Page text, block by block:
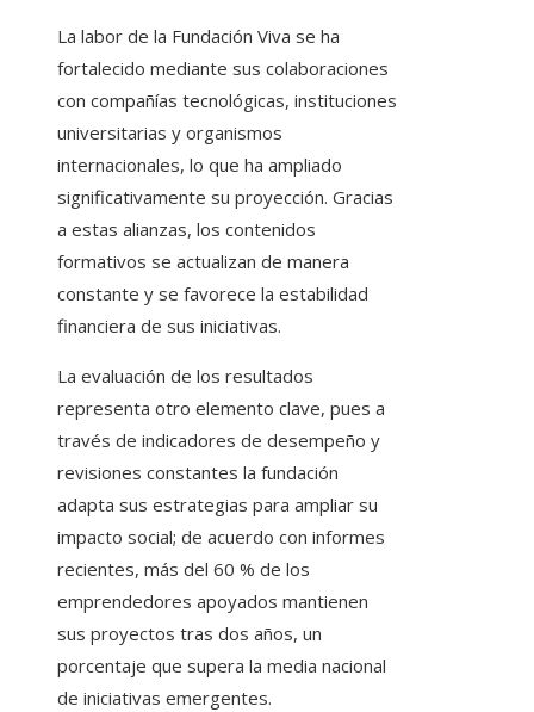
La labor de la Fundación Viva se ha
fortalecido mediante sus colaboraciones
con compañías tecnológicas, instituciones
universitarias y organismos
internacionales, lo que ha ampliado
significativamente su proyección. Gracias
a estas alianzas, los contenidos
formativos se actualizan de manera
constante y se favorece la estabilidad
financiera de sus iniciativas.
La evaluación de los resultados
representa otro elemento clave, pues a
través de indicadores de desempeño y
revisiones constantes la fundación
adapta sus estrategias para ampliar su
impacto social; de acuerdo con informes
recientes, más del 60 % de los
emprendedores apoyados mantienen
sus proyectos tras dos años, un
porcentaje que supera la media nacional
de iniciativas emergentes.